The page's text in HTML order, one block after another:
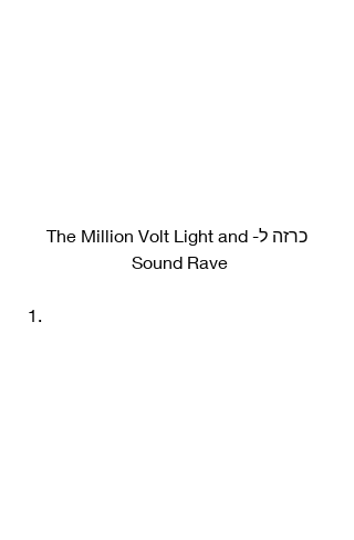
כרזה ל-The Million Volt Light and
Sound Rave